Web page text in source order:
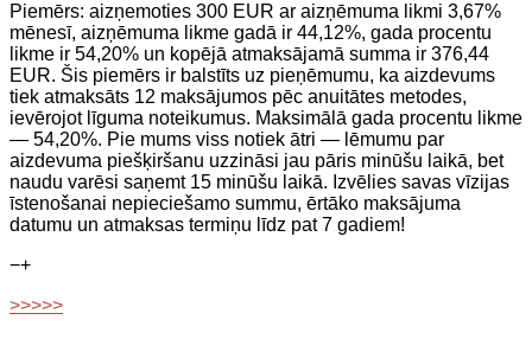
Piemērs: aizņemoties 300 EUR ar aizņēmuma likmi 3,67%
mēnesī, aizņēmuma likme gadā ir 44,12%, gada procentu
likme ir 54,20% un kopējā atmaksājamā summa ir 376,44
EUR. Šis piemērs ir balstīts uz pieņēmumu, ka aizdevums
tiek atmaksāts 12 maksājumos pēc anuitātes metodes,
ievērojot līguma noteikumus. Maksimālā gada procentu likme
— 54,20%. Pie mums viss notiek ātri — lēmumu par
aizdevuma piešķiršanu uzzināsi jau pāris minūšu laikā, bet
naudu varēsi saņemt 15 minūšu laikā. Izvēlies savas vīzijas
īstenošanai nepieciešamo summu, ērtāko maksājuma
datumu un atmaksas termiņu līdz pat 7 gadiem!
−+
>>>>>